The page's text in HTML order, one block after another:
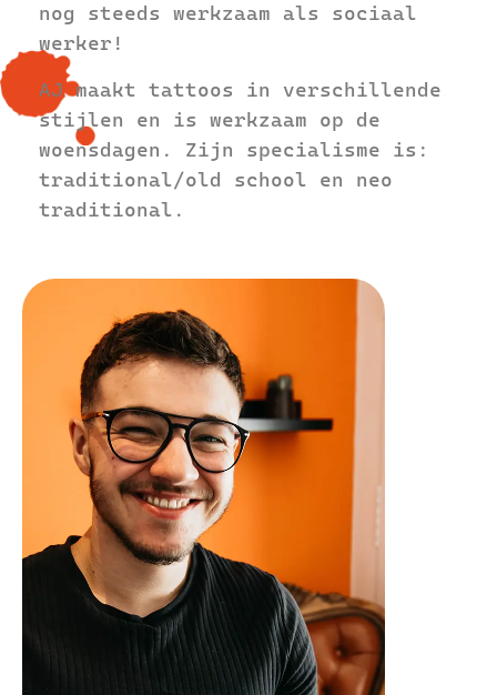
nog steeds werkzaam als sociaal
werker!
AJ maakt tattoos in verschillende
stijlen en is werkzaam op de
woensdagen. Zijn specialisme is:
traditional/old school en neo
traditional.